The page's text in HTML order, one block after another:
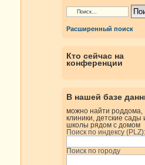
Расширенный поиск
Кто сейчас на
конференции
В нашей базе
можно найти роддома,
клиники, детские сады
школы рядом с домом
Поиск по индексу (PLZ):
Поиск по городу